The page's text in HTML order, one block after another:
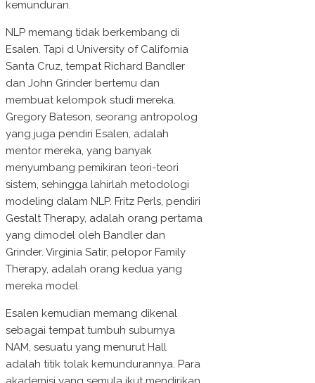
kemunduran.
NLP memang tidak berkembang di
Esalen. Tapi d University of California
Santa Cruz, tempat Richard Bandler
dan John Grinder bertemu dan
membuat kelompok studi mereka.
Gregory Bateson, seorang antropolog
yang juga pendiri Esalen, adalah
mentor mereka, yang banyak
menyumbang pemikiran teori-teori
sistem, sehingga lahirlah metodologi
modeling dalam NLP. Fritz Perls, pendiri
Gestalt Therapy, adalah orang pertama
yang dimodel oleh Bandler dan
Grinder. Virginia Satir, pelopor Family
Therapy, adalah orang kedua yang
mereka model.
Esalen kemudian memang dikenal
sebagai tempat tumbuh suburnya
NAM, sesuatu yang menurut Hall
adalah titik tolak kemundurannya. Para